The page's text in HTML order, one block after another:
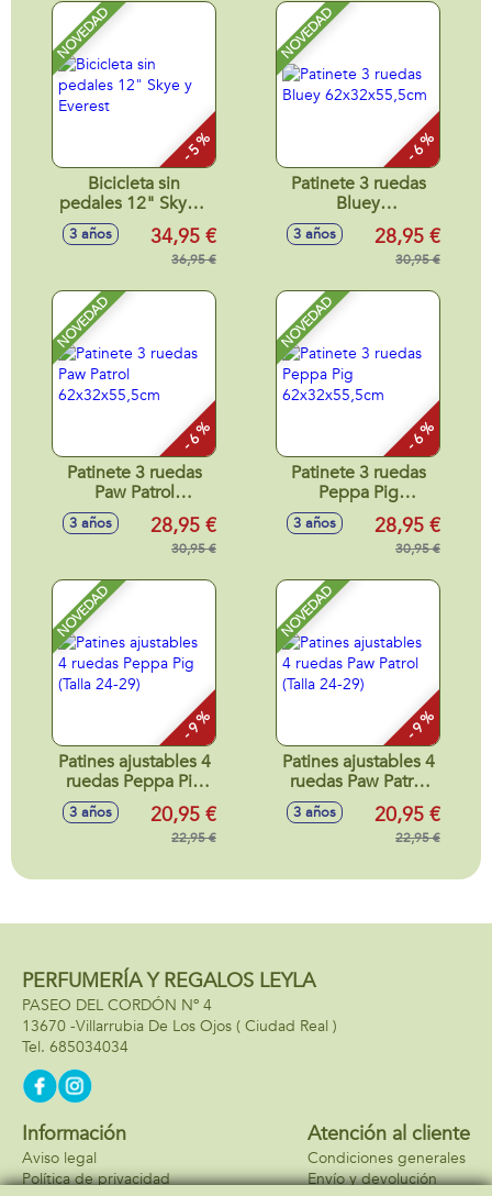
con luces y sonidos
- Modelos surtidos
NOVEDAD
- 5 %
Bicicleta sin
pedales 12" Skye y
Everest
3 años 34,95 €
36,95 €
NOVEDAD
- 6 %
Patinete 3 ruedas
Bluey
62x32x55,5cm
3 años 28,95 €
30,95 €
NOVEDAD
- 6 %
Patinete 3 ruedas
Paw Patrol
62x32x55,5cm
3 años 28,95 €
30,95 €
NOVEDAD
- 6 %
Patinete 3 ruedas
Peppa Pig
62x32x55,5cm
3 años 28,95 €
30,95 €
NOVEDAD
- 9 %
Patines ajustables 4
ruedas Peppa Pig
(Talla 24-29)
3 años 20,95 €
22,95 €
NOVEDAD
- 9 %
Patines ajustables 4
ruedas Paw Patrol
(Talla 24-29)
3 años 20,95 €
22,95 €
PERFUMERÍA Y REGALOS LEYLA
PASEO DEL CORDÓN Nº 4
13670 -Villarrubia De Los Ojos ( Ciudad Real )
685034034
Información
Aviso legal
Política de privacidad
Atención al cliente
Condiciones generales
Envío y devolución